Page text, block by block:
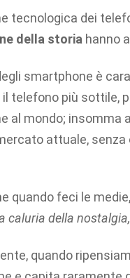
tecnologica dei
della storia hanno
smartphone è
il telefono più sottile,
al mondo;
attuale,
quando feci le
caluria della
quando